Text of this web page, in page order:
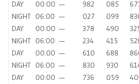
DAY
00:00 — 982 085
NIGHT 06:00 — 027 099
DAY
00:00 — 378 490
NIGHT 06:00 — 234 415
DAY
00:00 — 610 688
NIGHT 06:00 — 830 930
DAY
00:00 — 736 059